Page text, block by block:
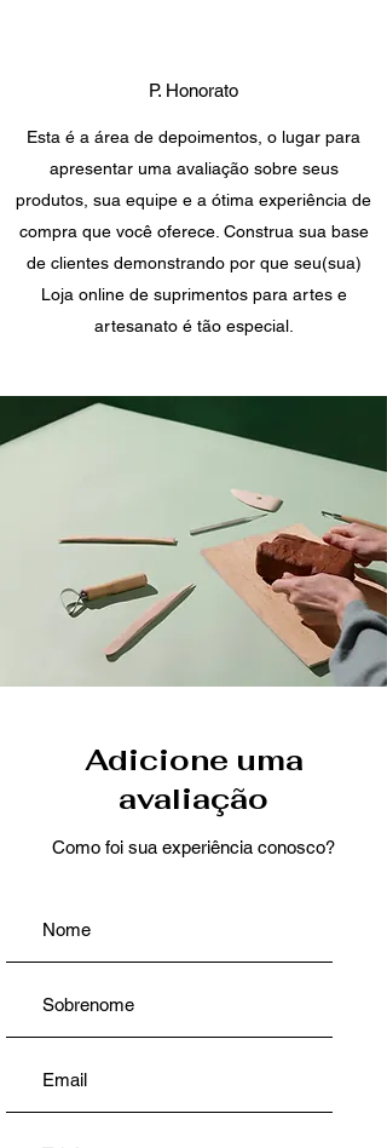
P. Honorato
Esta é a área de depoimentos, o lugar para
apresentar uma avaliação sobre seus
produtos, sua equipe e a ótima experiência de
compra que você oferece. Construa sua base
de clientes demonstrando por que seu(sua)
Loja online de suprimentos para artes e
artesanato é tão especial.
Adicione uma
avaliação
Como foi sua experiência conosco?